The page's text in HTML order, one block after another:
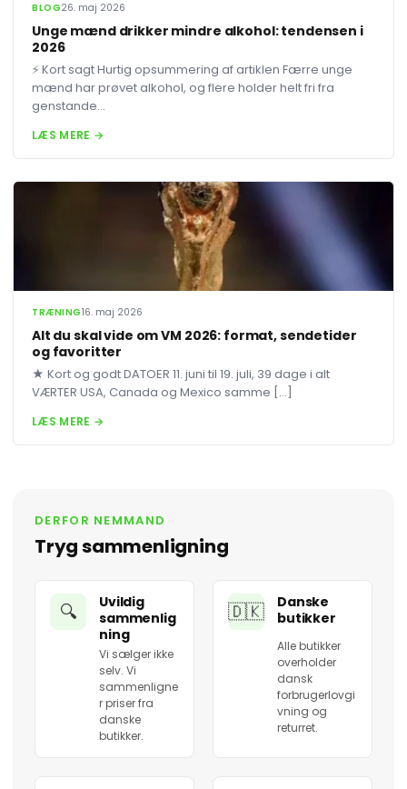
BLOG26. maj 2026
Unge mænd drikker mindre alkohol: tendensen i
2026
⚡ Kort sagt Hurtig opsummering af artiklen Færre unge
mænd har prøvet alkohol, og flere holder helt fri fra
genstande...
LÆS MERE →
TRÆNING16. maj 2026
Alt du skal vide om VM 2026: format, sendetider
og favoritter
★ Kort og godt DATOER 11. juni til 19. juli, 39 dage i alt
VÆRTER USA, Canada og Mexico samme […]
LÆS MERE →
DERFOR NEMMAND
Tryg sammenligning
🔍
Uvildig
sammenlig
ning
Vi sælger ikke
selv. Vi
sammenligne
r priser fra
danske
butikker.
🇩🇰
Danske
butikker
Alle butikker
overholder
dansk
forbrugerlovgi
vning og
returret.